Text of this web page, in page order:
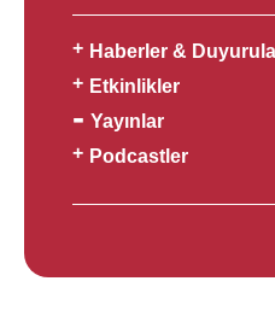
Haberler &
Etkinlikler
Yayınlar
Podcastler